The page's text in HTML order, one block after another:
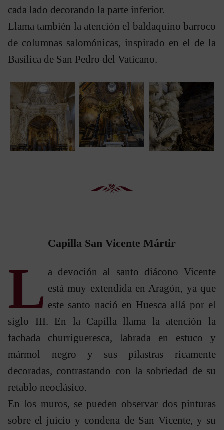
cada lado decorando la parte inferior.
Llama también la atención el baldaquino barroco
de columnas salomónicas, inspirado en el de la
Basílica de San Pedro del Vaticano.
Capilla San Vicente Mártir
L a devoción al santo diácono Vicente
está muy extendida en Aragón, ya que
este santo nació en Huesca allá por el
siglo III. En la Capilla llama la atención la
fachada churrigueresca, labrada en estuco y
mármol negro y sus pilastras ricamente
decoradas, contrastando con la sobriedad de su
retablo neoclásico.
En los muros, se pueden observar dos pinturas
sobre el juicio y condena de San Vicente, y su